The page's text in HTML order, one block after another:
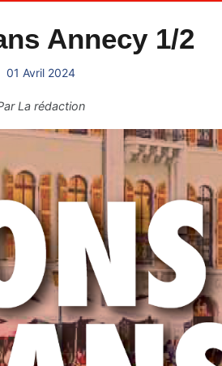
Annecy 1/2
01 Avril 2024
La rédaction